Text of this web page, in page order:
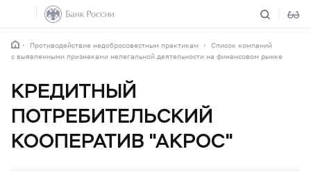
Противодействие недобросовестным практикам
Список компаний
с выявленными признаками нелегальной деятельности на финансовом рынке
КРЕДИТНЫЙ
ПОТРЕБИТЕЛЬСКИЙ
КООПЕРАТИВ "АКРОС"